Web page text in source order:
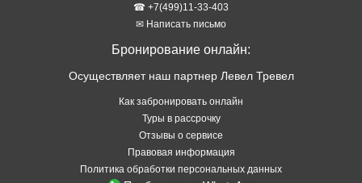
☎ +7(499)11-33-403
✉ Написать письмо
Бронирование онлайн:
Осуществляет наш партнер Левел Тревел
Как забронировать онлайн
Туры в рассрочку
Отзывы о сервисе
Правовая информация
Политика обработки персональных данных